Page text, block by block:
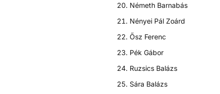
Németh Barnabás
Nényei Pál Zoárd
Ősz Ferenc
Pék Gábor
Ruzsics Balázs
Sára Balázs